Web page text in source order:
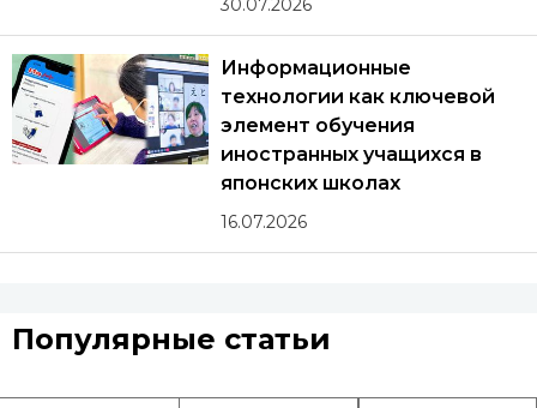
30.07.2026
Информационные
технологии как ключевой
элемент обучения
иностранных учащихся в
японских школах
16.07.2026
Популярные статьи